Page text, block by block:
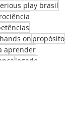
play brasil
hands on propósito
aprender
legado